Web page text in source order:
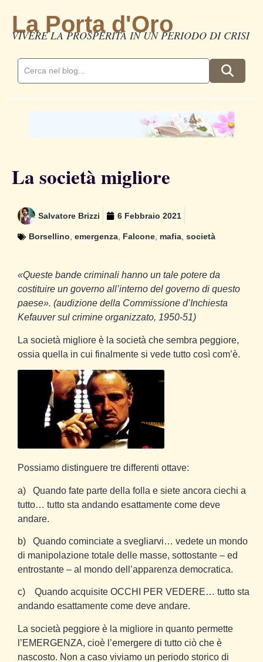
La Porta d'Oro
VIVERE LA PROSPERITÀ IN UN PERIODO DI CRISI
La società migliore
Salvatore Brizzi 6 Febbraio 2021
Borsellino emergenza Falcone mafia società
«Queste bande criminali hanno un tale potere da
costituire un governo all’interno del governo di questo
paese». (audizione della Commissione d’Inchiesta
Kefauver sul crimine organizzato, 1950-51)
La società migliore è la società che sembra peggiore,
ossia quella in cui finalmente si vede tutto così com’è.
Possiamo distinguere tre differenti ottave:
a)
Quando fate parte della folla e siete ancora ciechi a
tutto… tutto sta andando esattamente come deve
andare.
b)
Quando cominciate a svegliarvi… vedete un mondo
di manipolazione totale delle masse, sottostante – ed
entrostante – al mondo dell’apparenza democratica.
c)
Quando acquisite OCCHI PER VEDERE… tutto sta
andando esattamente come deve andare.
La società peggiore è la migliore in quanto permette
l’EMERGENZA, cioè l’emergere di tutto ciò che è
nascosto. Non a caso viviamo un periodo storico di